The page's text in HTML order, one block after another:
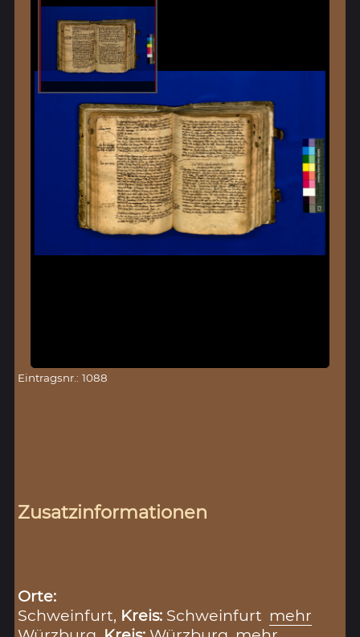
Eintragsnr.: 1088
Zusatzinformationen
Orte:
Schweinfurt, Kreis: Schweinfurt mehr